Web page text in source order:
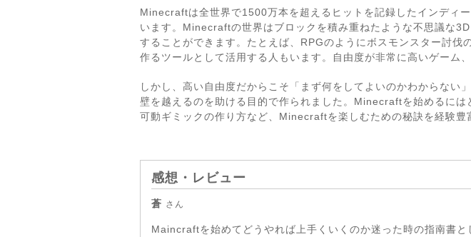
Minecraftは全世界で1500万本を超えるヒットを記録したインディ
います。Minecraftの世界はブロックを積み重ねたような不思議な
することができます。たとえば、RPGのようにボスモンスター討
作るツールとして活用する人もいます。自由度が非常に高いゲーム
しかし、高い自由度だからこそ「まず何をしてよいのかわからな
壁を越えるのを助ける目的で作られました。Minecraftを始めるに
可動ギミックの作り方など、Minecraftを楽しむための秘訣を経験豊
感想・レビュー
蒼 さん
Maincraftを始めてどうやれば上手くいくのか迷った時の指南書